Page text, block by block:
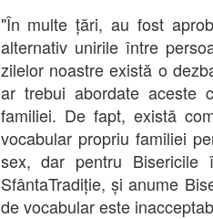
"În multe țări, au fost
alternativ unirile între
zilelor noastre există o
ar trebui abordate aceste
familiei. De fapt, există
vocabular propriu familiei
sex, dar pentru Bisericile
SfântaTradiție, și anume
de vocabular este